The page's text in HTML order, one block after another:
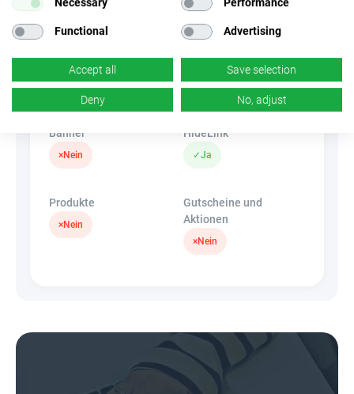
Unerlaubter
k.A.
k.A.
×Nein
Banner
×Nein
HideLink
✓Ja
Produkte
×Nein
Gutscheine und
Aktionen
×Nein
Necessary Performance
Functional Advertising
Accept all Save selection
Deny No, adjust